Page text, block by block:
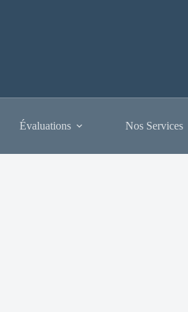
Évaluations Nos Services